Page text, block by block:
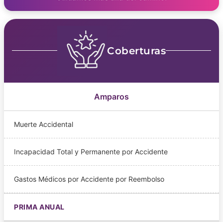
Coberturas
Amparos
Muerte Accidental
Incapacidad Total y Permanente por Accidente
Gastos Médicos por Accidente por Reembolso
PRIMA ANUAL